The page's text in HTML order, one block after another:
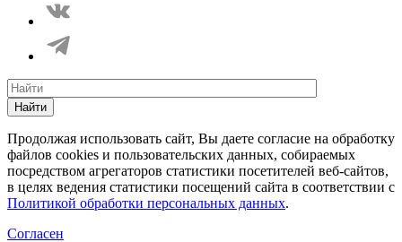
Найти
Продолжая использовать сайт, Вы даете согласие на обработку
файлов cookies и пользовательских данных, собираемых
посредством агрегаторов статистики посетителей веб-сайтов,
в целях ведения статистики посещений сайта в соответствии с
Политикой обработки персональных данных.
Согласен